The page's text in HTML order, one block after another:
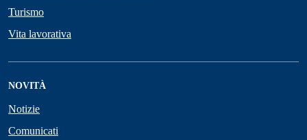
Turismo
Vita lavorativa
NOVITÀ
Notizie
Comunicati